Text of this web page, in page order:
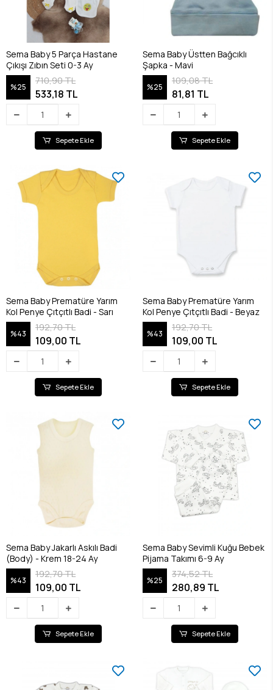
Sema Baby 5 Parça Hastane
Çıkışı Zıbın Seti 0-3 Ay
%25
710,90 TL
533,18 TL
Sepete Ekle
Sema Baby Üstten Bağcıklı
Şapka - Mavi
%25
109,08 TL
81,81 TL
Sepete Ekle
Sema Baby Prematüre Yarım
Kol Penye Çıtçıtlı Badi - Sarı
%43
192,70 TL
109,00 TL
Sepete Ekle
Sema Baby Prematüre Yarım
Kol Penye Çıtçıtlı Badi - Beyaz
%43
192,70 TL
109,00 TL
Sepete Ekle
Sema Baby Jakarlı Askılı Badi
(Body) - Krem 18-24 Ay
%43
192,70 TL
109,00 TL
Sepete Ekle
Sema Baby Sevimli Kuğu Bebek
Pijama Takımı 6-9 Ay
%25
374,52 TL
280,89 TL
Sepete Ekle